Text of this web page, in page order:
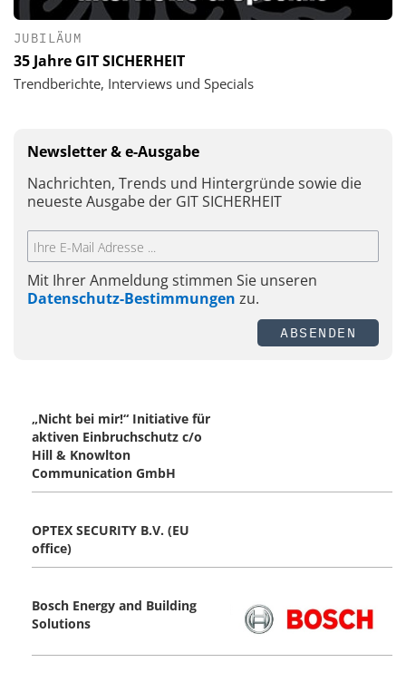
JUBILÄUM
35 Jahre GIT SICHERHEIT
Trendberichte, Interviews und Specials
Newsletter & e-Ausgabe
Nachrichten, Trends und Hintergründe sowie die
neueste Ausgabe der GIT SICHERHEIT
Mit Ihrer Anmeldung stimmen Sie unseren
Datenschutz-Bestimmungen zu.
ABSENDEN
„Nicht bei mir!“ Initiative für
aktiven Einbruchschutz c/o
Hill & Knowlton
Communication GmbH
OPTEX SECURITY B.V. (EU
office)
Bosch Energy and Building
Solutions